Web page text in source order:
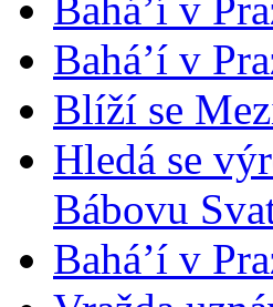
Bahá’í v
Bahá’í v
Blíží se
Hledá se
Bábovu
Bahá’í v